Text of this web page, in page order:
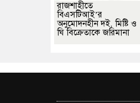
রাজশাহীতে
বিএসটিআই’র
অনুমোদনহীন দই, মিষ্টি ও
ঘি বিক্রেতাকে জরিমানা